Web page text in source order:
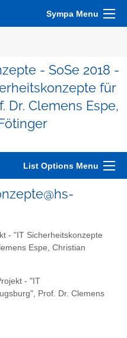
Sympa Menu
- SoSe 2018 -
für
Dr. Clemens Espe,
List Options Menu
- "IT Sicherheitskonzepte
Espe, Christian
- "IT
Prof. Dr. Clemens